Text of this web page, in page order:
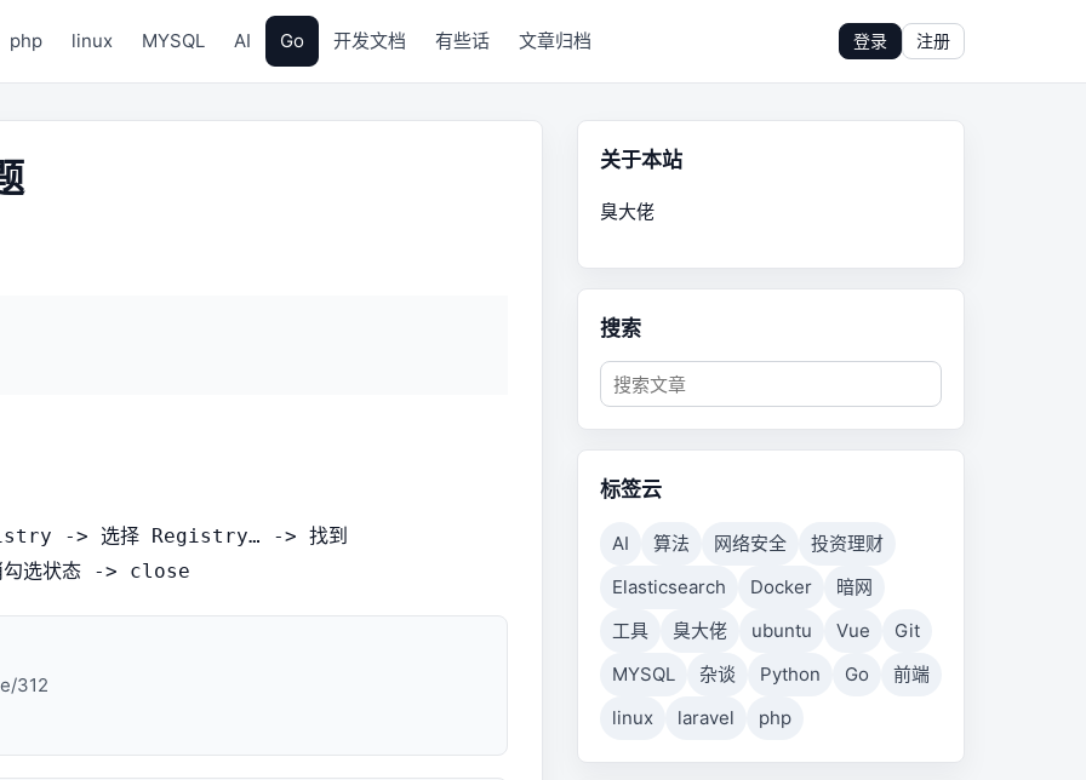
php linux MYSQL AI Go 开发文档 有些话 文章归档 登录 注册
-> 选择 Registry… -> 找到
选状态 -> close
312
关于本站
臭大佬
搜索
标签云
AI 算法 网络安全
投资理财
Elasticsearch
Docker
暗网
工具
臭大佬 ubuntu Vue
Git
MYSQL
杂谈 Python Go
前端
linux
laravel php